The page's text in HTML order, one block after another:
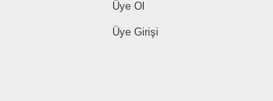
Üye Ol
Üye Girişi